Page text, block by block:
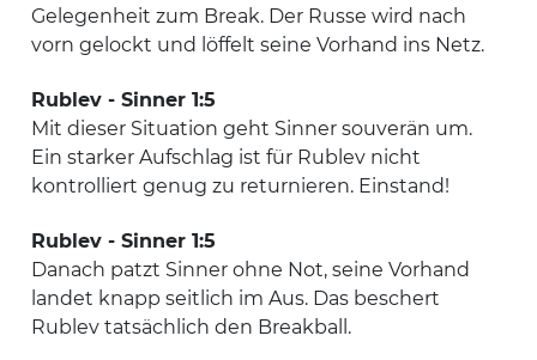
Gelegenheit zum Break. Der Russe wird nach
vorn gelockt und löffelt seine Vorhand ins Netz.
Rublev - Sinner 1:5
Mit dieser Situation geht Sinner souverän um.
Ein starker Aufschlag ist für Rublev nicht
kontrolliert genug zu returnieren. Einstand!
Rublev - Sinner 1:5
Danach patzt Sinner ohne Not, seine Vorhand
landet knapp seitlich im Aus. Das beschert
Rublev tatsächlich den Breakball.